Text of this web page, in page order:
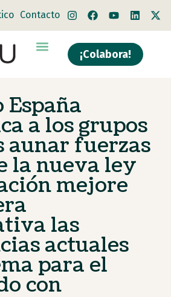
Contacto
¡Colabora!
a los grupos
aunar fuerzas
la nueva ley
mejore
las
actuales
para el
con